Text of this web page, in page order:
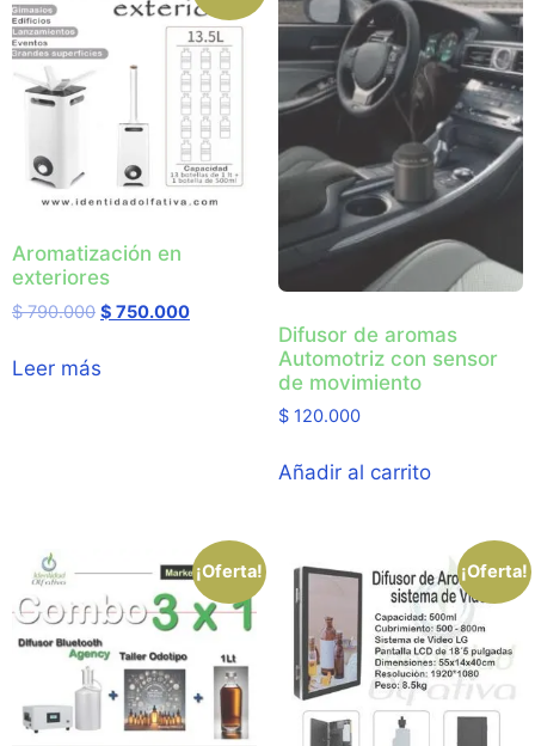
Aromatización en
exteriores
$790.000 $ 750.000
Leer más
Difusor de aromas
Automotriz con sensor
de movimiento
$120.000
Añadir al carrito
¡Oferta! ¡Oferta!